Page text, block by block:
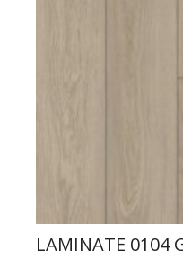
LAMINATE 0104